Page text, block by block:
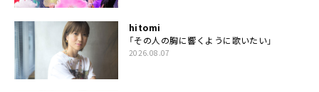
hitomi
「その人の胸に響くように歌いたい」
2026.08.07